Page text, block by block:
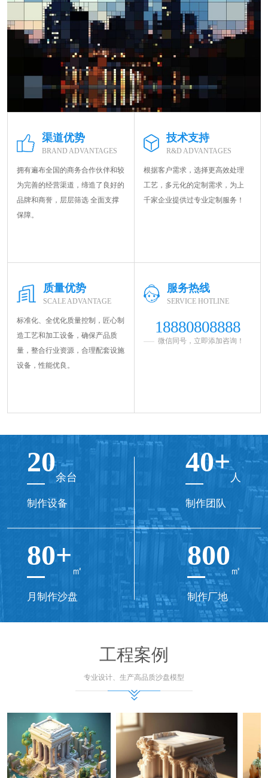
渠道优势
BRAND ADVANTAGES
拥有遍布全国的商务合作伙伴和较
为完善的经营渠道，缔造了良好的
品牌和商誉，层层筛选 全面支撑
保障。
技术支持
R&D ADVANTAGES
根据客户需求，选择更高效处理
工艺，多元化的定制需求，为上
千家企业提供过专业定制服务！
质量优势
SCALE ADVANTAGE
标准化、全优化质量控制，匠心制
造工艺和加工设备，确保产品质
量，整合行业资源，合理配套设施
设备，性能优良。
服务热线
SERVICE HOTLINE
18880808888
微信同号，立即添加咨询！
20余台
制作设备
40+人
制作团队
80+ ㎡
月制作沙盘
800 ㎡
制作厂地
工程案例
专业设计、生产高品质沙盘模型